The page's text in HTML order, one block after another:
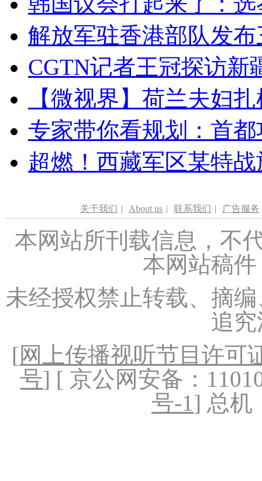
解放军驻香港部队发
CGTN记者王冠探访新
【微视界】荷兰夫妇
专家带你看规划：首
超燃！西藏军区某特
关于我们 | About us | 联系我们 | 广告服务
本网站所刊载信息，不
本网站稿
未经授权禁止转载、摘
追
[网上传播视听节目许可
号] [ 京公网安备：
号-1] 总机